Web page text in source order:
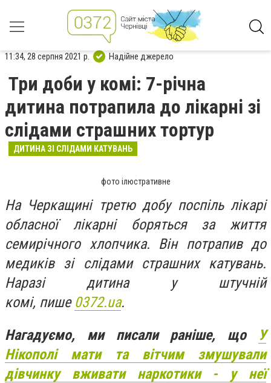
11:34, 28 серпня 2021 р. Надійне джерело
Три доби у комі: 7-річна
дитина потрапила до лікарні зі
слідами страшних тортур
ДИТИНА ЗІ СЛІДАМИ КАТУВАНЬ
фото ілюстративне
На Черкащині третю добу поспіль лікарі
обласної лікарні боряться за життя
семирічного хлопчика. Він потрапив до
медиків зі слідами страшних катувань.
Наразі дитина у штучній
комі, пише 0372.ua.
Нагадуємо, ми писали раніше, що
У
Нікополі мати та вітчим змушували
дівчинку вживати наркотики - у неї